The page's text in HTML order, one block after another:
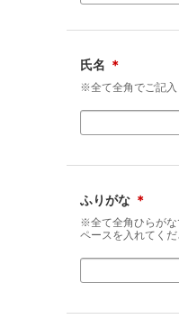
氏名 ＊
※全て全角でご記入
ふりがな ＊
※全て全角ひらがな
ペースを入れてくだ